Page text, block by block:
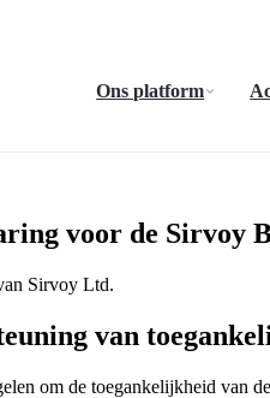
Ons platform
voor de Sirvoy
Sirvoy Ltd.
van
om de toegankelijkheid van